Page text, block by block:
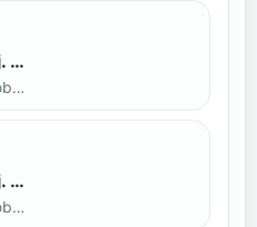
ifj. Benedek Zoltán
Jobbak · döntős: Kende Mátyás
ifj. Benedek Zoltán
Jobbak · döntős: Marko Novkov